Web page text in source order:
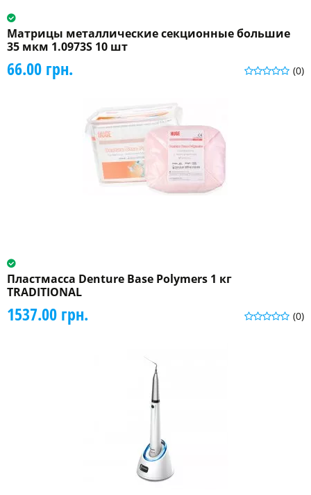
Матрицы металлические секционные большие
35 мкм 1.0973S 10 шт
(0)
66.00 грн.
Пластмасса Denture Base Polymers 1 кг
TRADITIONAL
(0)
1537.00 грн.